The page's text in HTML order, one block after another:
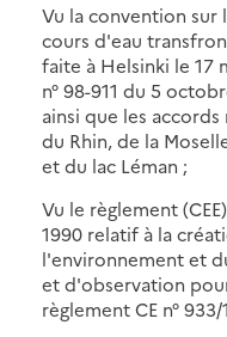
Vu la convention
cours d'eau
faite à Helsinki le 17
n° 98-911 du 5
ainsi que les
du Rhin, de la
et du lac Léman ;
Vu le règlement
1990 relatif à la
l'environnement et
et d'observation
règlement CE n°